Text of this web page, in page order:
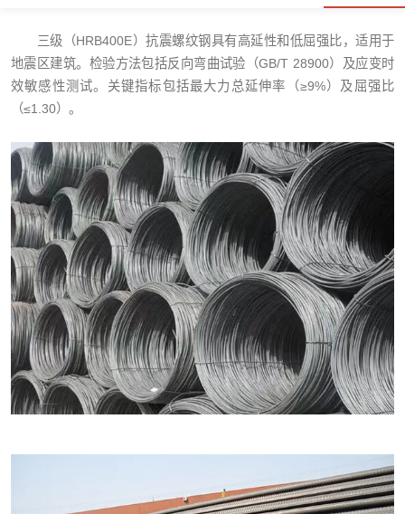
三级（HRB400E）抗震螺纹钢具有高延性和低屈强比，适用于
地震区建筑。检验方法包括反向弯曲试验（GB/T 28900）及应变时
效敏感性测试。关键指标包括最大力总延伸率（≥9%）及屈强比
（≤1.30）。